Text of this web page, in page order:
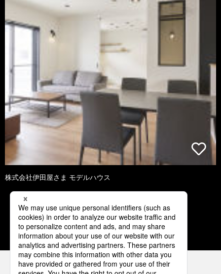
株式会社伊田屋さま モデルハウス
1 2 3 4 5
パナソニックの電気設備 SNSアカウント